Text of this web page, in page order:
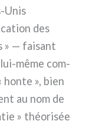
Unis
des
» — fai­sant
même com­
hon­te », bien
au nom de
» théo­ri­sée